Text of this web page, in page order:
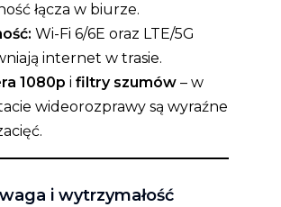
łącza w biurze.
Wi-Fi 6/6E oraz LTE/5G
internet w trasie.
1080p i filtry szumów– w
wideorozprawy są wyraźne
i wytrzymałość